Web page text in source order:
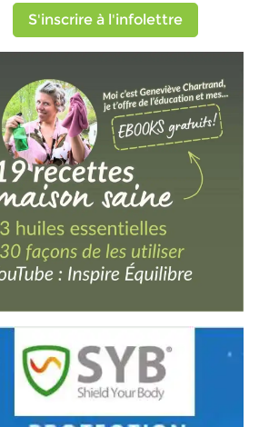
S'inscrire à l'infolettre